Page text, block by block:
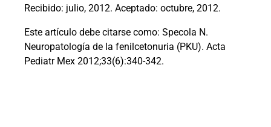
Recibido: julio, 2012. Aceptado: octubre, 2012.
Este artículo debe citarse como: Specola N.
Neuropatología de la fenilcetonuria (PKU). Acta
Pediatr Mex 2012;33(6):340-342.